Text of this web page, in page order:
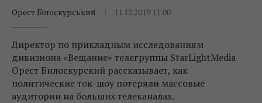
Орест Білоскурський
11.12.2019 11:00
Директор по прикладным исследованиям
дивизиона «Вещание» телегруппы StarLightMedia
Орест Билоскурский рассказывает, как
политические ток-шоу потеряли массовые
аудитории на больших телеканалах.